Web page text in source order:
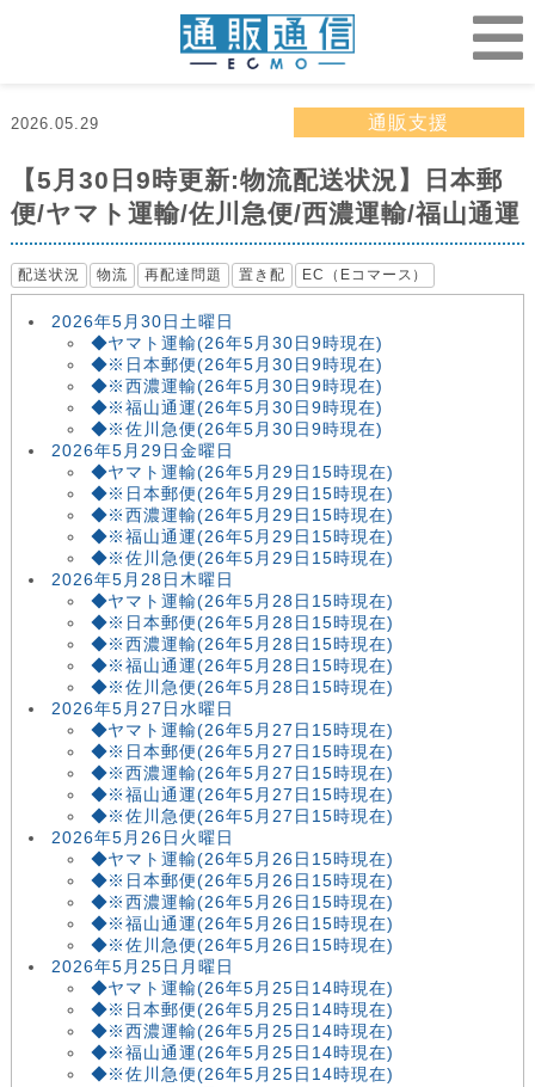
2026.05.29 通販支援
【5月30日9時更新:物流配送状況】日本郵
便/ヤマト運輸/佐川急便/西濃運輸/福山通運
配送状況 物流 再配達問題 置き配 EC（Eコマース）
2026年5月30日土曜日
◆ヤマト運輸(26年5月30日9時現在)
◆※日本郵便(26年5月30日9時現在)
◆※西濃運輸(26年5月30日9時現在)
◆※福山通運(26年5月30日9時現在)
◆※佐川急便(26年5月30日9時現在)
2026年5月29日金曜日
◆ヤマト運輸(26年5月29日15時現在)
◆※日本郵便(26年5月29日15時現在)
◆※西濃運輸(26年5月29日15時現在)
◆※福山通運(26年5月29日15時現在)
◆※佐川急便(26年5月29日15時現在)
2026年5月28日木曜日
◆ヤマト運輸(26年5月28日15時現在)
◆※日本郵便(26年5月28日15時現在)
◆※西濃運輸(26年5月28日15時現在)
◆※福山通運(26年5月28日15時現在)
◆※佐川急便(26年5月28日15時現在)
2026年5月27日水曜日
◆ヤマト運輸(26年5月27日15時現在)
◆※日本郵便(26年5月27日15時現在)
◆※西濃運輸(26年5月27日15時現在)
◆※福山通運(26年5月27日15時現在)
◆※佐川急便(26年5月27日15時現在)
2026年5月26日火曜日
◆ヤマト運輸(26年5月26日15時現在)
◆※日本郵便(26年5月26日15時現在)
◆※西濃運輸(26年5月26日15時現在)
◆※福山通運(26年5月26日15時現在)
◆※佐川急便(26年5月26日15時現在)
2026年5月25日月曜日
◆ヤマト運輸(26年5月25日14時現在)
◆※日本郵便(26年5月25日14時現在)
◆※西濃運輸(26年5月25日14時現在)
◆※福山通運(26年5月25日14時現在)
◆※佐川急便(26年5月25日14時現在)